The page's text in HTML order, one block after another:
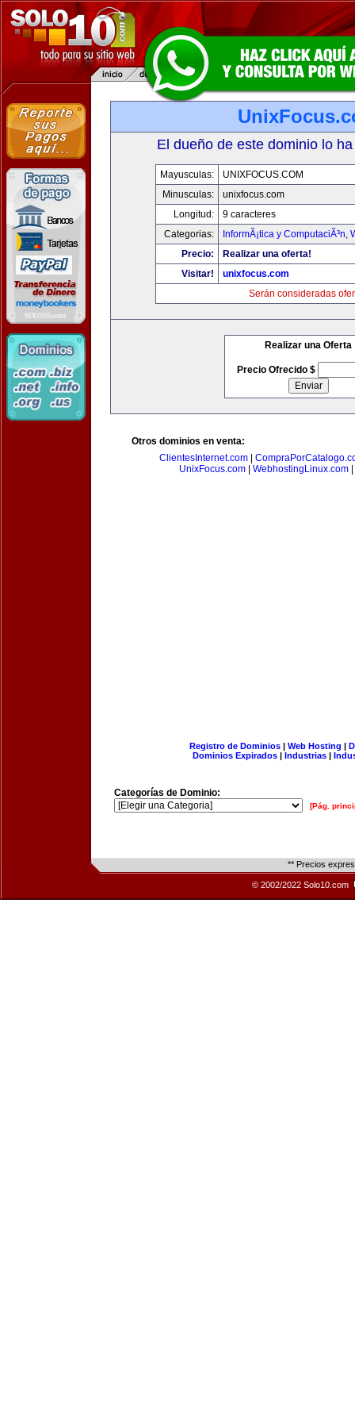
El dueño de este dominio lo
Mayusculas:
UNIXFOCUS.COM
Minusculas:
unixfocus.com
Longitud:
9 caracteres
Categorias:
InformÃ¡tica y ComputaciÃ³n,
Precio:
Realizar una oferta!
Visitar!
unixfocus.com
Serán consideradas
Realizar una Oferta
Precio Ofrecido $
Otros dominios en venta:
ClientesInternet.com
UnixFocus.com| WebhostingLinux.com|
Registro de Dominios| Web Hosting |
Dominios Expirados | Industrias |
Categorías de Dominio:
[Pág.
** Precios
© 2002/2022 Solo10.com